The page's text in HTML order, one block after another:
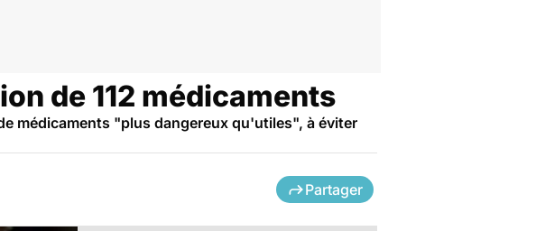
de 112 médicaments
médicaments "plus dangereux qu'utiles", à éviter
Partager